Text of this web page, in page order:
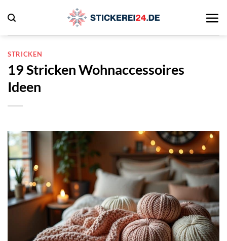
Inhalt
springen
STRICKEN
19 Stricken Wohnaccessoires
Ideen